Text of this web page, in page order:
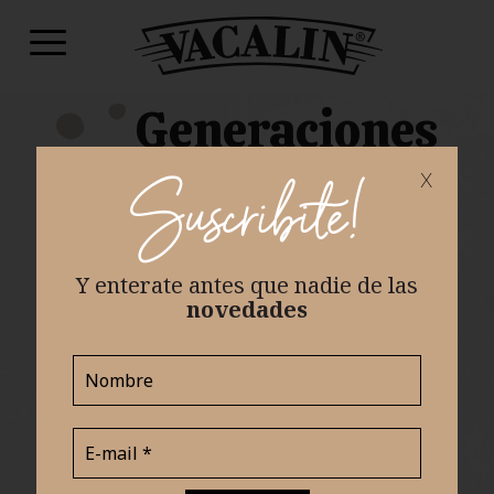
x
Suscribite!
Y enterate antes que nadie de las
novedades
Generaciones
deartistas
Vacalin: Nuestra historia de tradición y
excelencia